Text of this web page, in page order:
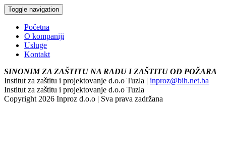
Toggle navigation
Početna
O kompaniji
Usluge
Kontakt
SINONIM ZA ZAŠTITU NA RADU I ZAŠTITU OD POŽARA
Institut za zaštitu i projektovanje d.o.o Tuzla | inproz@bih.net.ba
Institut za zaštitu i projektovanje d.o.o Tuzla
Copyright 2026 Inproz d.o.o | Sva prava zadržana